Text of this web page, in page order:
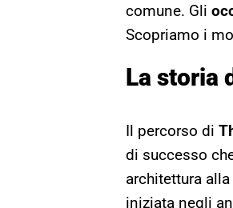
comune. Gli
Scopriamo i
La storia
Il percorso di
di successo
architettura alla
iniziata negli